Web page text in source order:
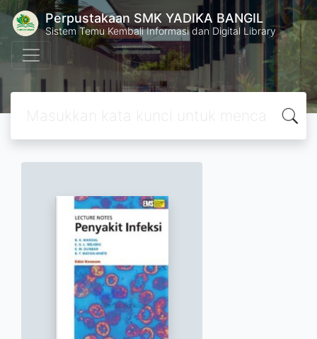
Perpustakaan SMK YADIKA BANGIL
Sistem Temu Kembali Informasi dan Digital Library